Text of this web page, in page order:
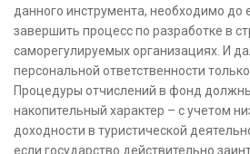
данного инструмента, необходимо до
завершить процесс по разработке в
саморегулируемых организациях. И
персональной ответственности
Процедуры отчислений в фонд
накопительный характер – с учетом
доходности в туристической
если государство действительно